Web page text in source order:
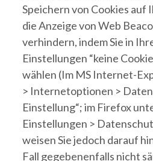
Speichern von Cookies auf
die Anzeige von Web
verhindern, indem Sie in
Einstellungen “keine
wählen (Im MS Internet-
> Internetoptionen >
Einstellung“; im Firefox
Einstellungen >
weisen Sie jedoch darauf
Fall gegebenenfalls nicht